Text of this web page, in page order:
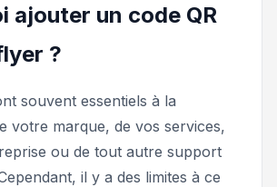
ajouter un code QR
?
souvent essentiels à la
votre marque, de vos services,
ou de tout autre support
il y a des limites à ce